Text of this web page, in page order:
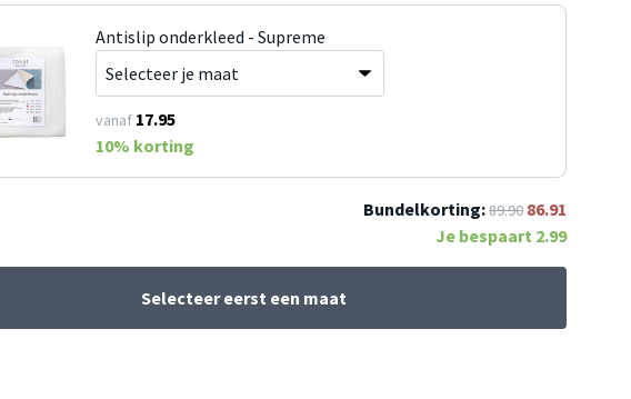
Antislip onderkleed - Supreme
vanaf 17.95
10% korting
Bundelkorting:89.90 86.91
Je bespaart 2.99
Selecteer eerst een maat